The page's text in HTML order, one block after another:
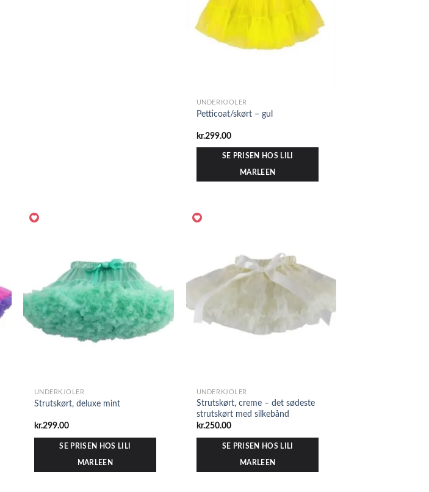
UNDERKJOLER
Petticoat/skørt – gul
kr.299.00
SE PRISEN HOS LILI
MARLEEN
UNDERKJOLER
Strutskørt, deluxe mint
kr.299.00
SE PRISEN HOS LILI
MARLEEN
UNDERKJOLER
Strutskørt, creme – det sødeste
strutskørt med silkebånd
kr.250.00
SE PRISEN HOS LILI
MARLEEN